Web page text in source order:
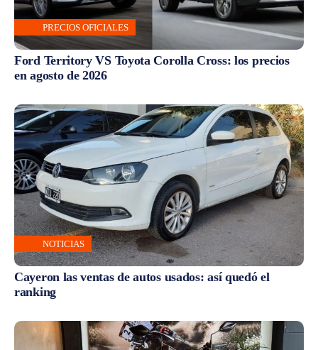
PRECIOS OFICIALES
Ford Territory VS Toyota Corolla Cross: los precios
en agosto de 2026
NOTICIAS
Cayeron las ventas de autos usados: así quedó el
ranking